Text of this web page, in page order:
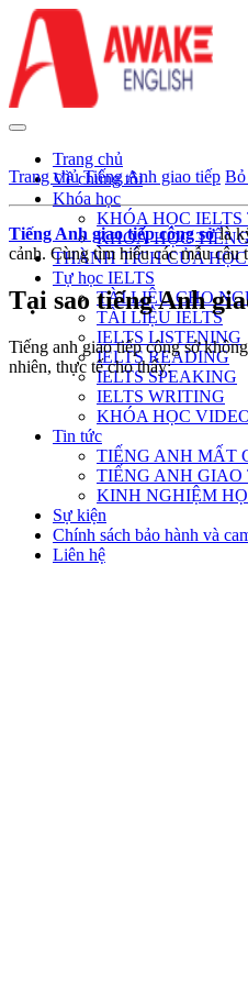
Trang chủ
Về chúng tôi
Khóa học
KHÓA HỌC
KHOÁ HỌC
THÀNH TÍCH CỦA
Tự học IELTS
TÀI LIỆU CHO
TÀI LIỆU IELTS
IELTS LISTENING
IELTS READING
IELTS SPEAKING
IELTS WRITING
KHÓA HỌC
Tin tức
TIẾNG ANH MẤT
TIẾNG ANH GIAO
KINH NGHIỆM
Sự kiện
Chính sách bảo hành và
Liên hệ
Trang chủ Tiếng Anh giao tiếp Bỏ
Tiếng Anh giao tiếp công sởlà
cảnh. Cùng tìm hiểu các mẫu câu
Tại sao tiếng Anh
Tiếng anh giao tiếp công sở
nhiên, thực tế cho thấy: